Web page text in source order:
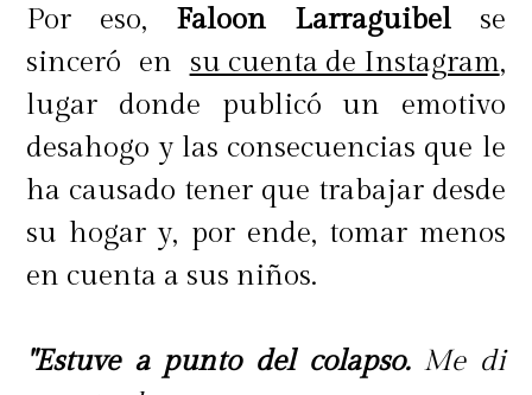
Por eso, Faloon Larraguibelse
sinceró en su cuenta de Instagram,
lugar donde publicó un emotivo
desahogo y las consecuencias que le
ha causado tener que trabajar desde
su hogar y, por ende, tomar menos
en cuenta a sus niños.
"Estuve a punto del colapso.Me di